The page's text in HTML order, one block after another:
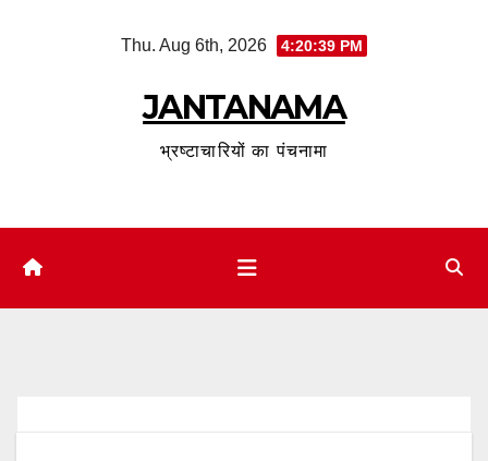
Thu. Aug 6th, 2026 4:20:40 PM
JANTANAMA
भ्रष्टाचारियों का पंचनामा